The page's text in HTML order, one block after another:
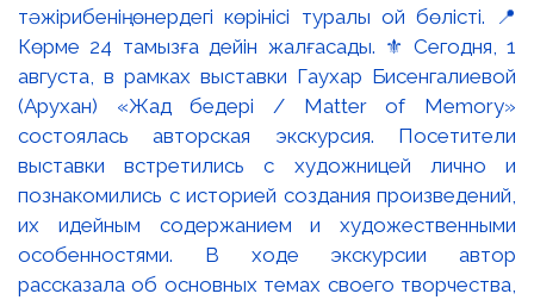
тәжірибенің өнердегі көрінісі туралы ой бөлісті. 📍
Көрме 24 тамызға дейін жалғасады. ⚜️ Сегодня, 1
августа, в рамках выставки Гаухар Бисенгалиевой
(Арухан) «Жад бедері / Matter of Memory»
состоялась авторская экскурсия. Посетители
выставки встретились с художницей лично и
познакомились с историей создания произведений,
их идейным содержанием и художественными
особенностями. В ходе экскурсии автор
рассказала об основных темах своего творчества,